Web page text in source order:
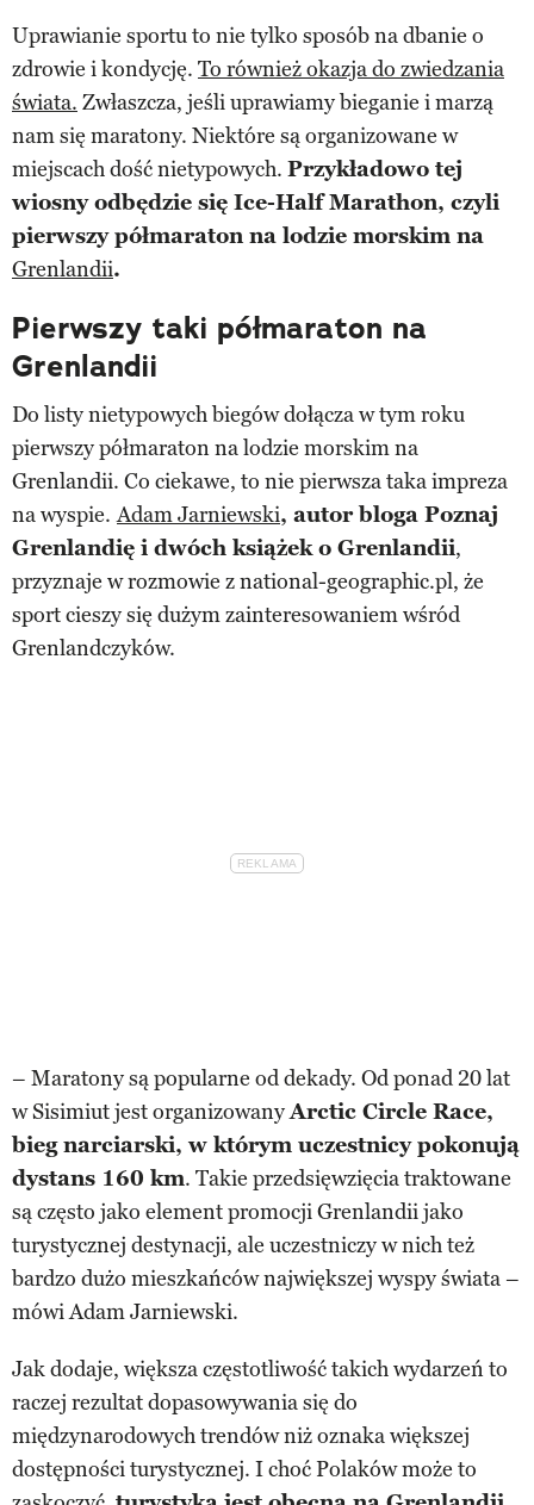
Uprawianie sportu to nie tylko sposób na dbanie o
zdrowie i kondycję. To również okazja do zwiedzania
świata. Zwłaszcza, jeśli uprawiamy bieganie i marzą
nam się maratony. Niektóre są organizowane w
miejscach dość nietypowych. Przykładowo tej
wiosny odbędzie się Ice-Half Marathon, czyli
pierwszy półmaraton na lodzie morskim na
Grenlandii.
Pierwszy taki półmaraton na
Grenlandii
Do listy nietypowych biegów dołącza w tym roku
pierwszy półmaraton na lodzie morskim na
Grenlandii. Co ciekawe, to nie pierwsza taka impreza
na wyspie. Adam Jarniewski, autor bloga Poznaj
Grenlandię i dwóch książek o Grenlandii,
przyznaje w rozmowie z national-geographic.pl, że
sport cieszy się dużym zainteresowaniem wśród
Grenlandczyków.
– Maratony są popularne od dekady. Od ponad 20 lat
w Sisimiut jest organizowanyArctic Circle Race,
bieg narciarski, w którym uczestnicy pokonują
dystans 160 km. Takie przedsięwzięcia traktowane
są często jako element promocji Grenlandii jako
turystycznej destynacji, ale uczestniczy w nich też
bardzo dużo mieszkańców największej wyspy świata –
mówi Adam Jarniewski.
Jak dodaje, większa częstotliwość takich wydarzeń to
raczej rezultat dopasowywania się do
międzynarodowych trendów niż oznaka większej
dostępności turystycznej. I choć Polaków może to